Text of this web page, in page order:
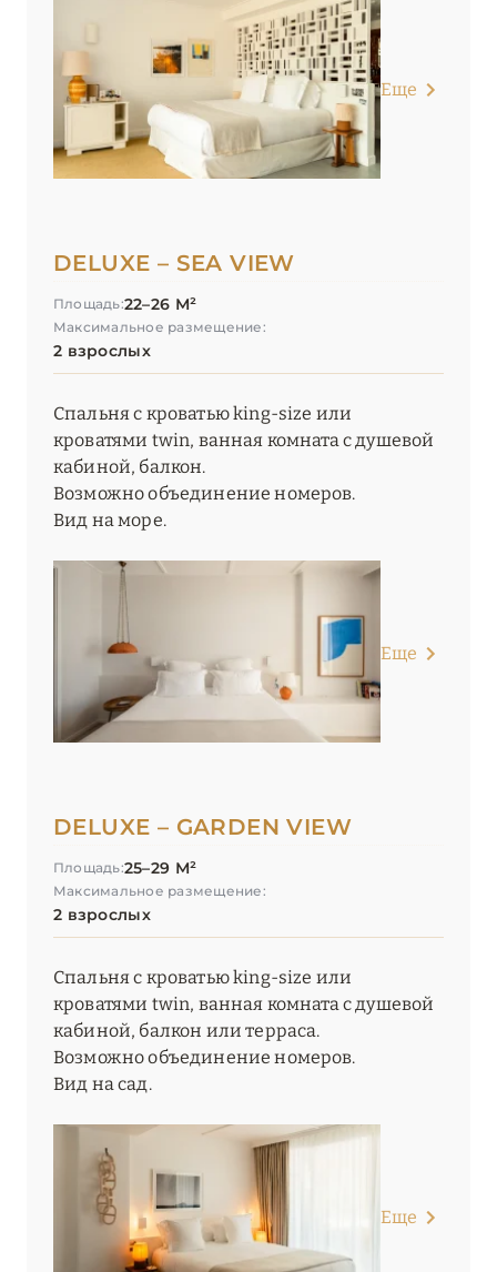
Еще
DELUXE – SEA VIEW
Площадь:22–26 М²
Максимальное размещение:
2 взрослых
Спальня с кроватью king-size или
кроватями twin, ванная комната с душевой
кабиной, балкон.
Возможно объединение номеров.
Вид на море.
Еще
DELUXE – GARDEN VIEW
Площадь:25–29 М²
Максимальное размещение:
2 взрослых
Спальня с кроватью king-size или
кроватями twin, ванная комната с душевой
кабиной, балкон или терраса.
Возможно объединение номеров.
Вид на сад.
Еще